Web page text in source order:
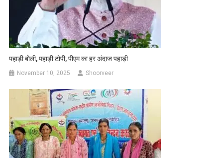
पहाड़ी बोली, पहाड़ी टोपी, पीएम का हर अंदाज पहाड़ी
November 10, 2025 Shoorveer